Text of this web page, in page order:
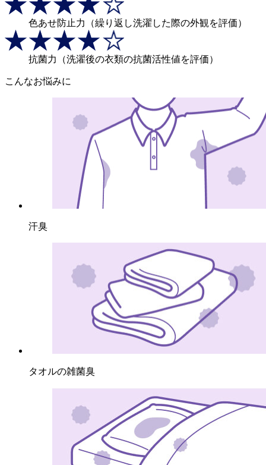
色あせ防止力 （繰り返し洗濯した際の外観を評価）
抗菌力 （洗濯後の衣類の抗菌活性値を評価）
こんなお悩みに
汗臭
タオルの雑菌臭